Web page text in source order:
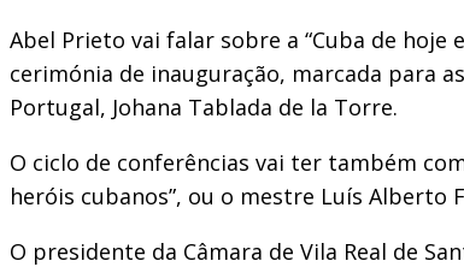
Abel Prieto vai falar sobre a “Cuba de hoje
cerimónia de inauguração, marcada para
Portugal, Johana Tablada de la Torre.
O ciclo de conferências vai ter também
heróis cubanos”, ou o mestre Luís Alberto
O presidente da Câmara de Vila Real de